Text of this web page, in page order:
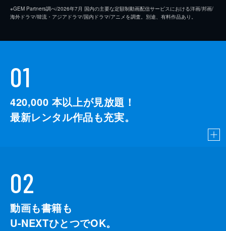
※GEM Partners調べ/2026年7⽉ 国内の主要な定額制動画配信サービスにおける洋画/邦画/
海外ドラマ/韓流・アジアドラマ/国内ドラマ/アニメを調査。別途、有料作品あり。
01
420,000 本以上が見放題！
最新レンタル作品も充実。
02
動画も書籍も
U-NEXTひとつでOK。